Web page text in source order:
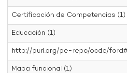
Certificación de Competencias (1)
Educación (1)
http://purl.org/pe-repo/ocde/
Mapa funcional (1)